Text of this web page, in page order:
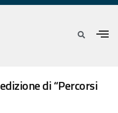
di “Percorsi